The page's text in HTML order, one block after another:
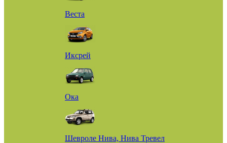
Веста
Иксрей
Ока
Шевроле Нива, Нива Тревел